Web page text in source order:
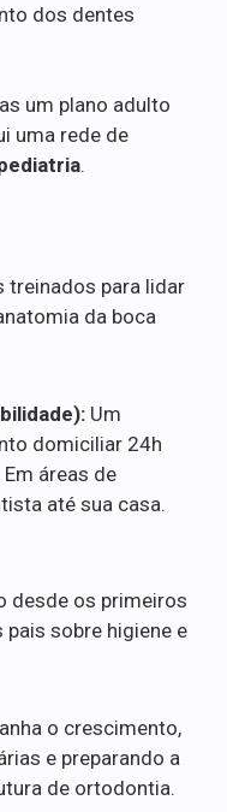
dos dentes
um plano adulto
uma rede de
.
treinados para lidar
da boca
Um
domiciliar 24h
áreas de
até sua casa.
desde os primeiros
sobre higiene e
o crescimento,
e preparando a
de ortodontia.